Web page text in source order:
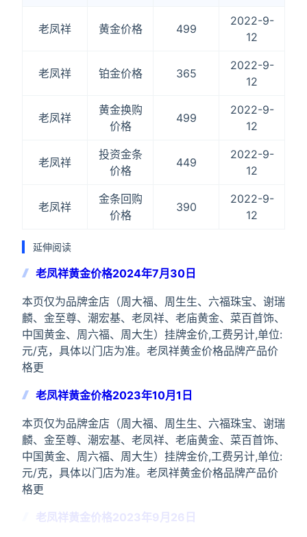
老凤祥 黄金价格 499
2022-9-
12
老凤祥 铂金价格 365
2022-9-
12
老凤祥
黄金换购
价格
499
2022-9-
12
老凤祥
投资金条
价格
449
2022-9-
12
老凤祥
金条回购
价格
390
2022-9-
12
延伸阅读
老凤祥黄金价格2024年7月30日
本页仅为品牌金店（周大福、周生生、六福珠宝、谢瑞
麟、金至尊、潮宏基、老凤祥、老庙黄金、菜百首饰、
中国黄金、周六福、周大生）挂牌金价,工费另计,单位:
元/克，具体以门店为准。老凤祥黄金价格品牌产品价
格更
老凤祥黄金价格2023年10月1日
本页仅为品牌金店（周大福、周生生、六福珠宝、谢瑞
麟、金至尊、潮宏基、老凤祥、老庙黄金、菜百首饰、
中国黄金、周六福、周大生）挂牌金价,工费另计,单位:
元/克，具体以门店为准。老凤祥黄金价格品牌产品价
格更
老凤祥黄金价格2023年9月26日